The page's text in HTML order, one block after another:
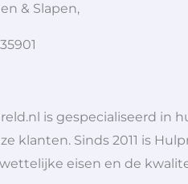
& Slapen,
is gespecialiseerd in
klanten. Sinds 2011 is
eisen en de